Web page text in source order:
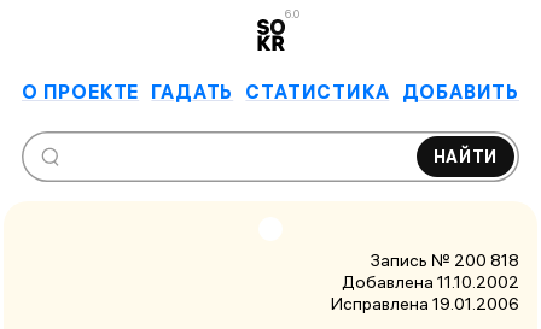
6.0
О ПРОЕКТЕ ГАДАТЬ СТАТИСТИКА ДОБАВИТЬ
НАЙТИ
Запись № 200 818
Добавлена 11.10.2002
Исправлена 19.01.2006